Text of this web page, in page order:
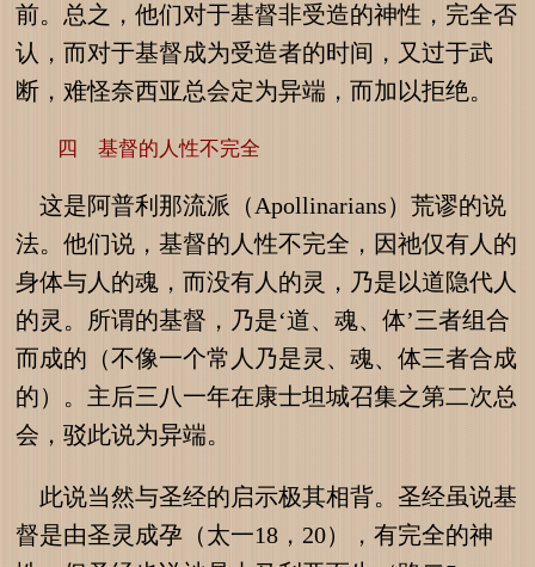
前。总之，他们对于基督非受造的神性，完全否
认，而对于基督成为受造者的时间，又过于武
断，难怪奈西亚总会定为异端，而加以拒绝。
四 基督的人性不完全
这是阿普利那流派（Apollinarians）荒谬的说
法。他们说，基督的人性不完全，因祂仅有人的
身体与人的魂，而没有人的灵，乃是以道隐代人
的灵。所谓的基督，乃是‘道、魂、体’三者组合
而成的（不像一个常人乃是灵、魂、体三者合成
的）。主后三八一年在康士坦城召集之第二次总
会，驳此说为异端。
此说当然与圣经的启示极其相背。圣经虽说基
督是由圣灵成孕（太一18，20），有完全的神